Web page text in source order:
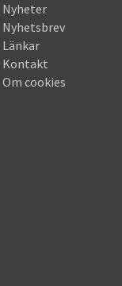
Nyheter
Nyhetsbrev
Länkar
Kontakt
Om cookies